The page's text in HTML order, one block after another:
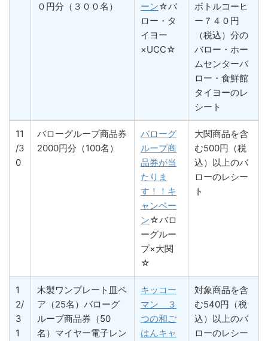
０円分（３００名）
ーン☆バ
ロー・タ
イヨー
×UCC☆
ボトルコーヒ
ー７４０円
（税込）分の
バロー・ホー
ムセンターバ
ロー・食鮮館
タイヨーのレ
シート
11
/3
0
バローグループ商品券
2000円分（100名）
バローグ
ループ商
品券が当
たりま
す！！キ
ャンペー
ン☆バロ
ーグルー
プ×大関
☆
大関商品を含
む500円（税
込）以上のバ
ローのレシー
ト
1
2/
3
1
木製ワンプレート皿ペ
ア（25名）バローグ
ループ商品券（50
名）マイヤー電子レン
キッコー
マン ３
つの和ご
はんキャ
対象商品を含
む540円（税
込）以上のバ
ローのレシー